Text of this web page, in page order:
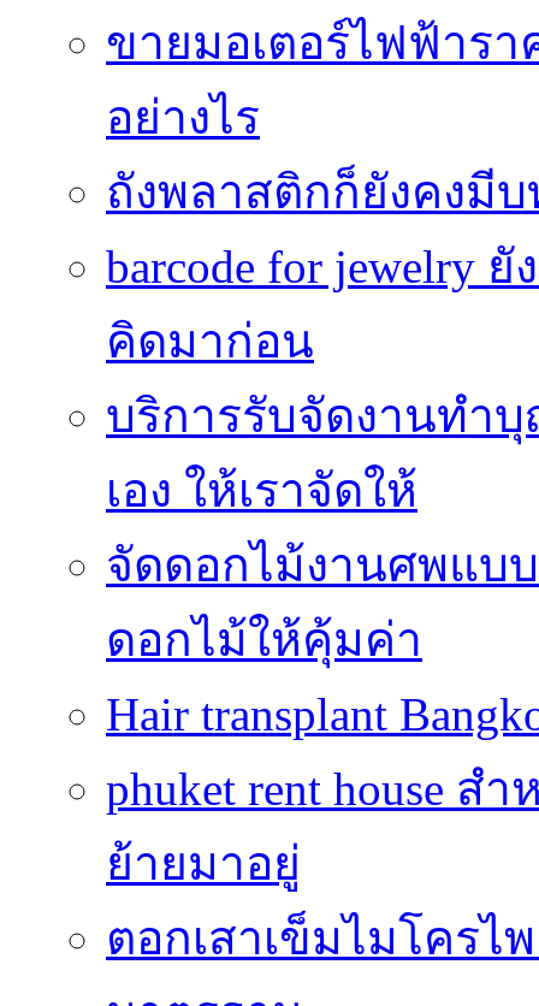
ขายมอเตอร์ไฟฟ้าร
อย่างไร
ถังพลาสติกก็ยังคงมี
barcode for jewelry
คิดมาก่อน
บริการรับจัดงานทำ
เอง ให้เราจัดให้
จัดดอกไม้งานศพแบ
ดอกไม้ให้คุ้มค่า
Hair transplant
phuket rent house
ย้ายมาอยู่
ตอกเสาเข็มไมโคร